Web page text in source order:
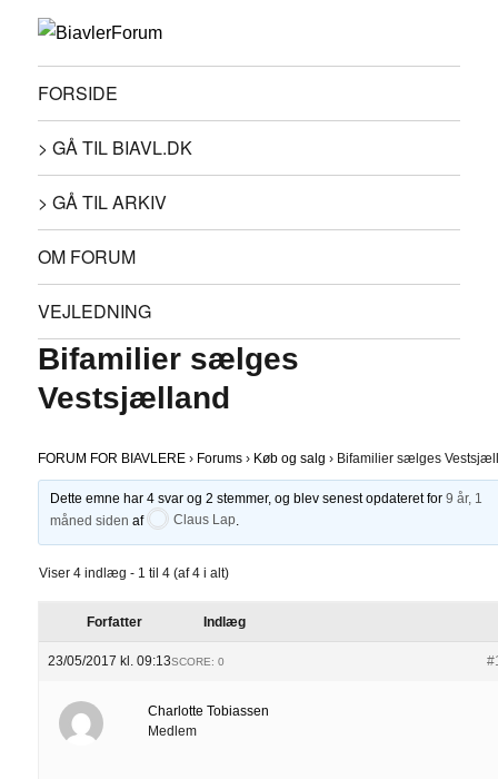
FORSIDE
> GÅ TIL BIAVL.DK
> GÅ TIL ARKIV
OM FORUM
VEJLEDNING
Bifamilier sælges
Vestsjælland
FORUM FOR BIAVLERE › Forums › Køb og salg › Bifamilier sælges
Dette emne har 4 svar og 2 stemmer, og blev senest opdateret for 9 år, 1
måned siden af Claus Lap.
Viser 4 indlæg - 1 til 4 (af 4 i alt)
Forfatter Indlæg
23/05/2017 kl. 09:13SCORE: 0
Charlotte Tobiassen
Medlem